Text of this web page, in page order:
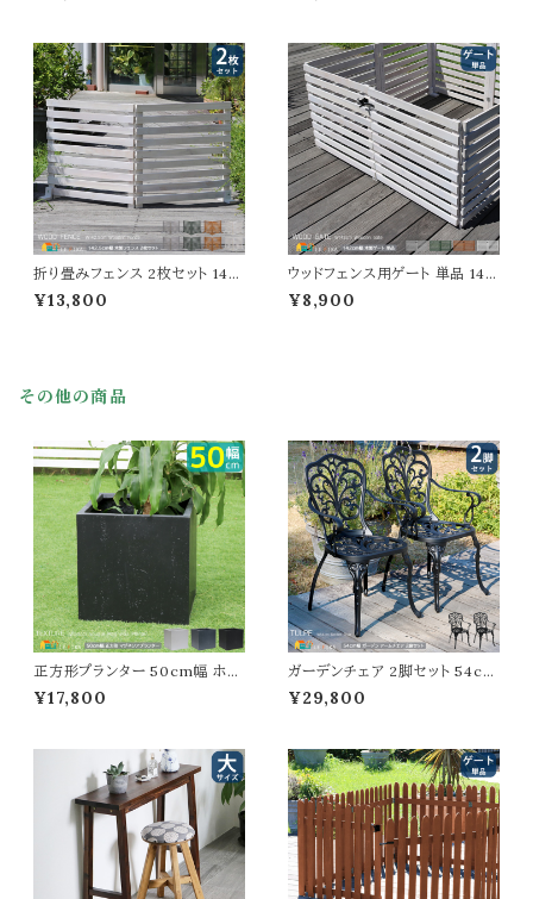
cm 高さ61cm おすすめ おしゃ
れ 北欧 モダン 天然木 庭のフェ
ンス 境界線 玄関 庭園 花壇 庭
ガーデニング
ガーデニング 境界線 間仕切り
庭のフェンス 差し込み式 スティ
ックフェンス 目隠し モダン 花壇
のフェンス 3枚組
折り畳みフェンス 2枚セット 142.
5cm幅 ボーダーフェンス ダーク
グリーン ライトブラウン ホワイト
ッシュ 天然木 庭 花壇のフェンス
¥13,800
ウッドフェンス用ゲート 単品 142
cm幅 ボーダーフェンス用 フェン
ス用ゲートセット ライトブラウン
¥8,900
その他の商品
正方形プランター 50cm幅 ホワ
イト グレー ブラック 白 黒 灰色
ガーデンプランター 正方形 四角
0cm 植木鉢 鉢植え 庭のプラン
ター ベランダ バルコニー 玄関
家庭菜園 園芸 観葉植物 野菜
果物 水抜き穴付き
¥17,800
ガーデンチェア 2脚セット 54cm
幅 マットブラック アルミ製チェア
庭の椅子 アームチェア 肘掛け
物 庭 ベランダ バルコニー テラ
ス 庭のチェア アウトドアチェア
幅54cm 奥行57cm 高さ87.5c
m 座面高42cm 椅子
¥29,800